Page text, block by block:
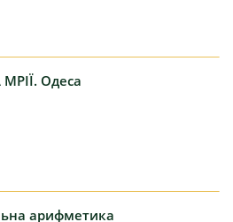
МРІЇ. Одеса
арифметика